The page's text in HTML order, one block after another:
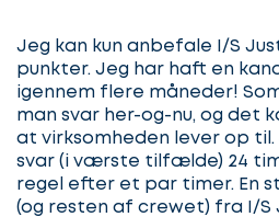
Jeg kan kun anbefale I/S
punkter. Jeg har haft en
igennem flere måneder!
man svar her-og-nu, og det
at virksomheden lever op
svar (i værste tilfælde) 24
regel efter et par timer. En
(og resten af crewet) fra I/S
service
Beskriv
din
sag
os
komme
i
gang
Hvilken